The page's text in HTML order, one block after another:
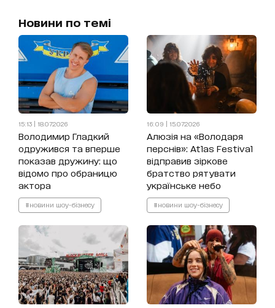
Новини по темі
15:13 | 18.07.2026
Володимир Гладкий
одружився та вперше
показав дружину: що
відомо про обраницю
актора
#новини шоу-бізнесу
16:09 | 15.07.2026
Алюзія на «Володаря
перснів»: Atlas Festival
відправив зіркове
братство рятувати
українське небо
#новини шоу-бізнесу